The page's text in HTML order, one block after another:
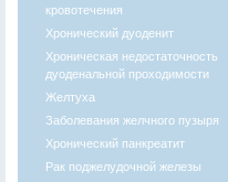
кровотечения
Хронический дуоденит
Хроническая недостаточность
дуоденальной проходимости
Желтуха
Заболевания желчного пузыря
Хронический панкреатит
Рак поджелудочной железы